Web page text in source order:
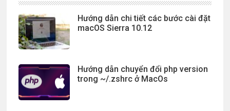
Hướng dẫn chi tiết các bước cài đặt
macOS Sierra 10.12
Hướng dẫn chuyển đổi php version
trong ~/.zshrc ở MacOs